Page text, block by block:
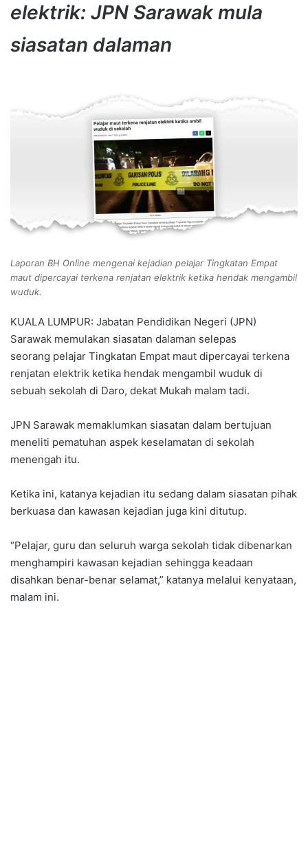
elektrik: JPN Sarawak mula
siasatan dalaman
Laporan BH Online mengenai kejadian pelajar Tingkatan Empat
maut dipercayai terkena renjatan elektrik ketika hendak mengambil
wuduk.
KUALA LUMPUR: Jabatan Pendidikan Negeri (JPN)
Sarawak memulakan siasatan dalaman selepas
seorang pelajar Tingkatan Empat maut dipercayai terkena
renjatan elektrik ketika hendak mengambil wuduk di
sebuah sekolah di Daro, dekat Mukah malam tadi.
JPN Sarawak memaklumkan siasatan dalam bertujuan
meneliti pematuhan aspek keselamatan di sekolah
menengah itu.
Ketika ini, katanya kejadian itu sedang dalam siasatan pihak
berkuasa dan kawasan kejadian juga kini ditutup.
“Pelajar, guru dan seluruh warga sekolah tidak dibenarkan
menghampiri kawasan kejadian sehingga keadaan
disahkan benar-benar selamat,” katanya melalui kenyataan,
malam ini.